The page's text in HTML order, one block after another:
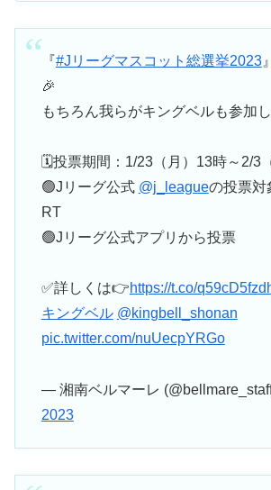
『#Jリーグマスコット総選挙2023
🎉
もちろん我らがキングベルも参加
🗓投票期間：1/23（月）13時～2/3
🟢Jリーグ公式 @j_leagueの投票対
RT
🟢Jリーグ公式アプリから投票
✅詳しくは👉https://t.co/
キングベル @kingbell_shonan
pic.twitter.com/nuUecpYRGo
— 湘南ベルマーレ
2023